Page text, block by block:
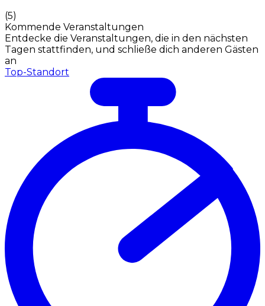
(5)
Kommende Veranstaltungen
Entdecke die Veranstaltungen, die in den nächsten
Tagen stattfinden, und schließe dich anderen Gästen
an
Top-Standort